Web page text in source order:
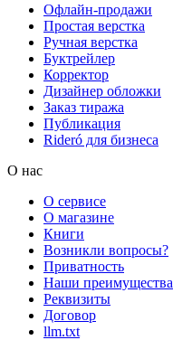
Офлайн-продажи
Простая верстка
Ручная верстка
Буктрейлер
Корректор
Дизайнер обложки
Заказ тиража
Публикация
Rideró для бизнеса
О нас
О сервисе
О магазине
Книги
Возникли вопросы?
Приватность
Наши преимущества
Реквизиты
Договор
llm.txt